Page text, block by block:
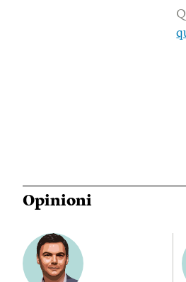
Opinioni